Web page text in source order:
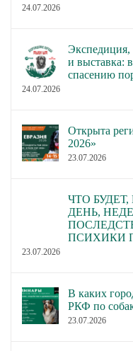
24.07.2026
Экспедиция,
и выставка:
спасению
24.07.2026
Открыта
2026»
23.07.2026
ЧТО
ДЕНЬ,
ПСИХИКИ
23.07.2026
В каких
РКФ по
23.07.2026